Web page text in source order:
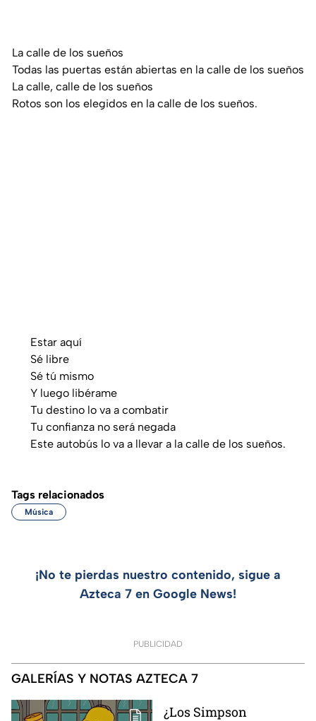
La calle de los sueños
Todas las puertas están abiertas en la calle de los sueños
La calle, calle de los sueños
Rotos son los elegidos en la calle de los sueños.
Estar aquí
Sé libre
Sé tú mismo
Y luego libérame
Tu destino lo va a combatir
Tu confianza no será negada
Este autobús lo va a llevar a la calle de los sueños.
Tags relacionados
Música
¡No te pierdas nuestro contenido, sigue a
Azteca 7 en Google News!
PUBLICIDAD
GALERÍAS Y NOTAS AZTECA 7
¿Los Simpson